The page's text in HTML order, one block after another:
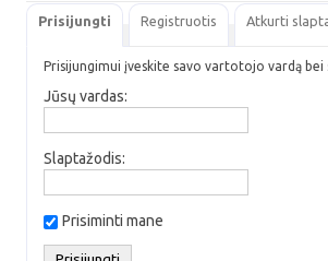
Prisijungti Registruotis Atkurti
Prisijungimui įveskite savo vartotojo vardą bei
Jūsų vardas:
Slaptažodis:
Prisiminti mane